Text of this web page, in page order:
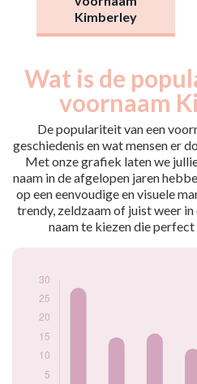
Kimberley
Wat is de
voornaam
De populariteit van een
geschiedenis en wat mensen er
Met onze grafiek laten we
naam in de afgelopen jaren
op een eenvoudige en visuele
trendy, zeldzaam of juist weer
naam te kiezen die
par année
Année
Nouveaux-
nés
28
2010
15
2011
16
2012
12
2013
9
2014
13
2016
6